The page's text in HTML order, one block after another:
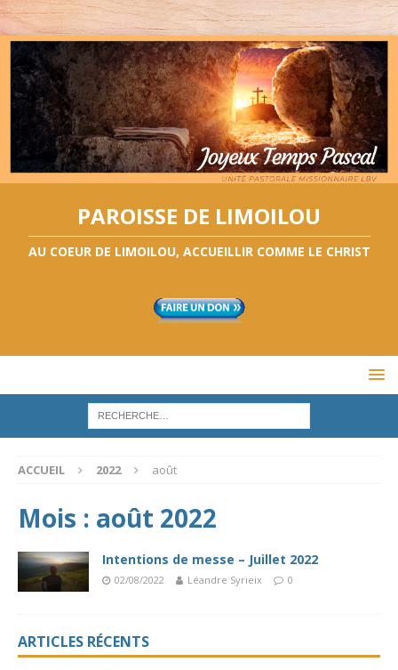
PAROISSE DE LIMOILOU
AU COEUR DE LIMOILOU, ACCUEILLIR COMME LE CHRIST
ACCUEIL 2022 août
Mois : août 2022
Intentions de messe – Juillet 2022
02/08/2022 Léandre Syrieix 0
ARTICLES RÉCENTS